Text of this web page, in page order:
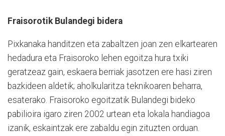
Fraisorotik Bulandegi bidera
Pixkanaka handitzen eta zabaltzen joan zen elkartearen
hedadura eta Fraisoroko lehen egoitza hura txiki
geratzeaz gain, eskaera berriak jasotzen ere hasi ziren
bazkideen aldetik; aholkularitza teknikoaren beharra,
esaterako. Fraisoroko egoitzatik Bulandegi bideko
pabilioira igaro ziren 2002 urtean eta lokala handiagoa
izanik, eskaintzak ere zabaldu egin zituzten orduan.